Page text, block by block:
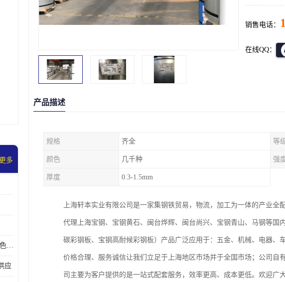
更多
六安宝钢0.5彩钢板代理 颜色定制
应
销售电话：
在线QQ：
产品描述
规格 齐全 等
颜色 几千种 强
厚度 0.3-1.5mm
上海轩本实业有限公司是一家集钢铁贸易，物流，加工为一体的产业
代理上海宝钢、宝钢黄石、闽台烨辉、闽台尚兴、宝钢青山、马钢等国
碳彩钢板、宝钢高耐候彩钢板）产品广泛应用于：五金、机械、电器、
价格合理、服务诚信让我们立足于上海地区市场并于全国市场；公司
司主要为客户提供的是一站式配套服务，效率更高、成本更低。欢迎广